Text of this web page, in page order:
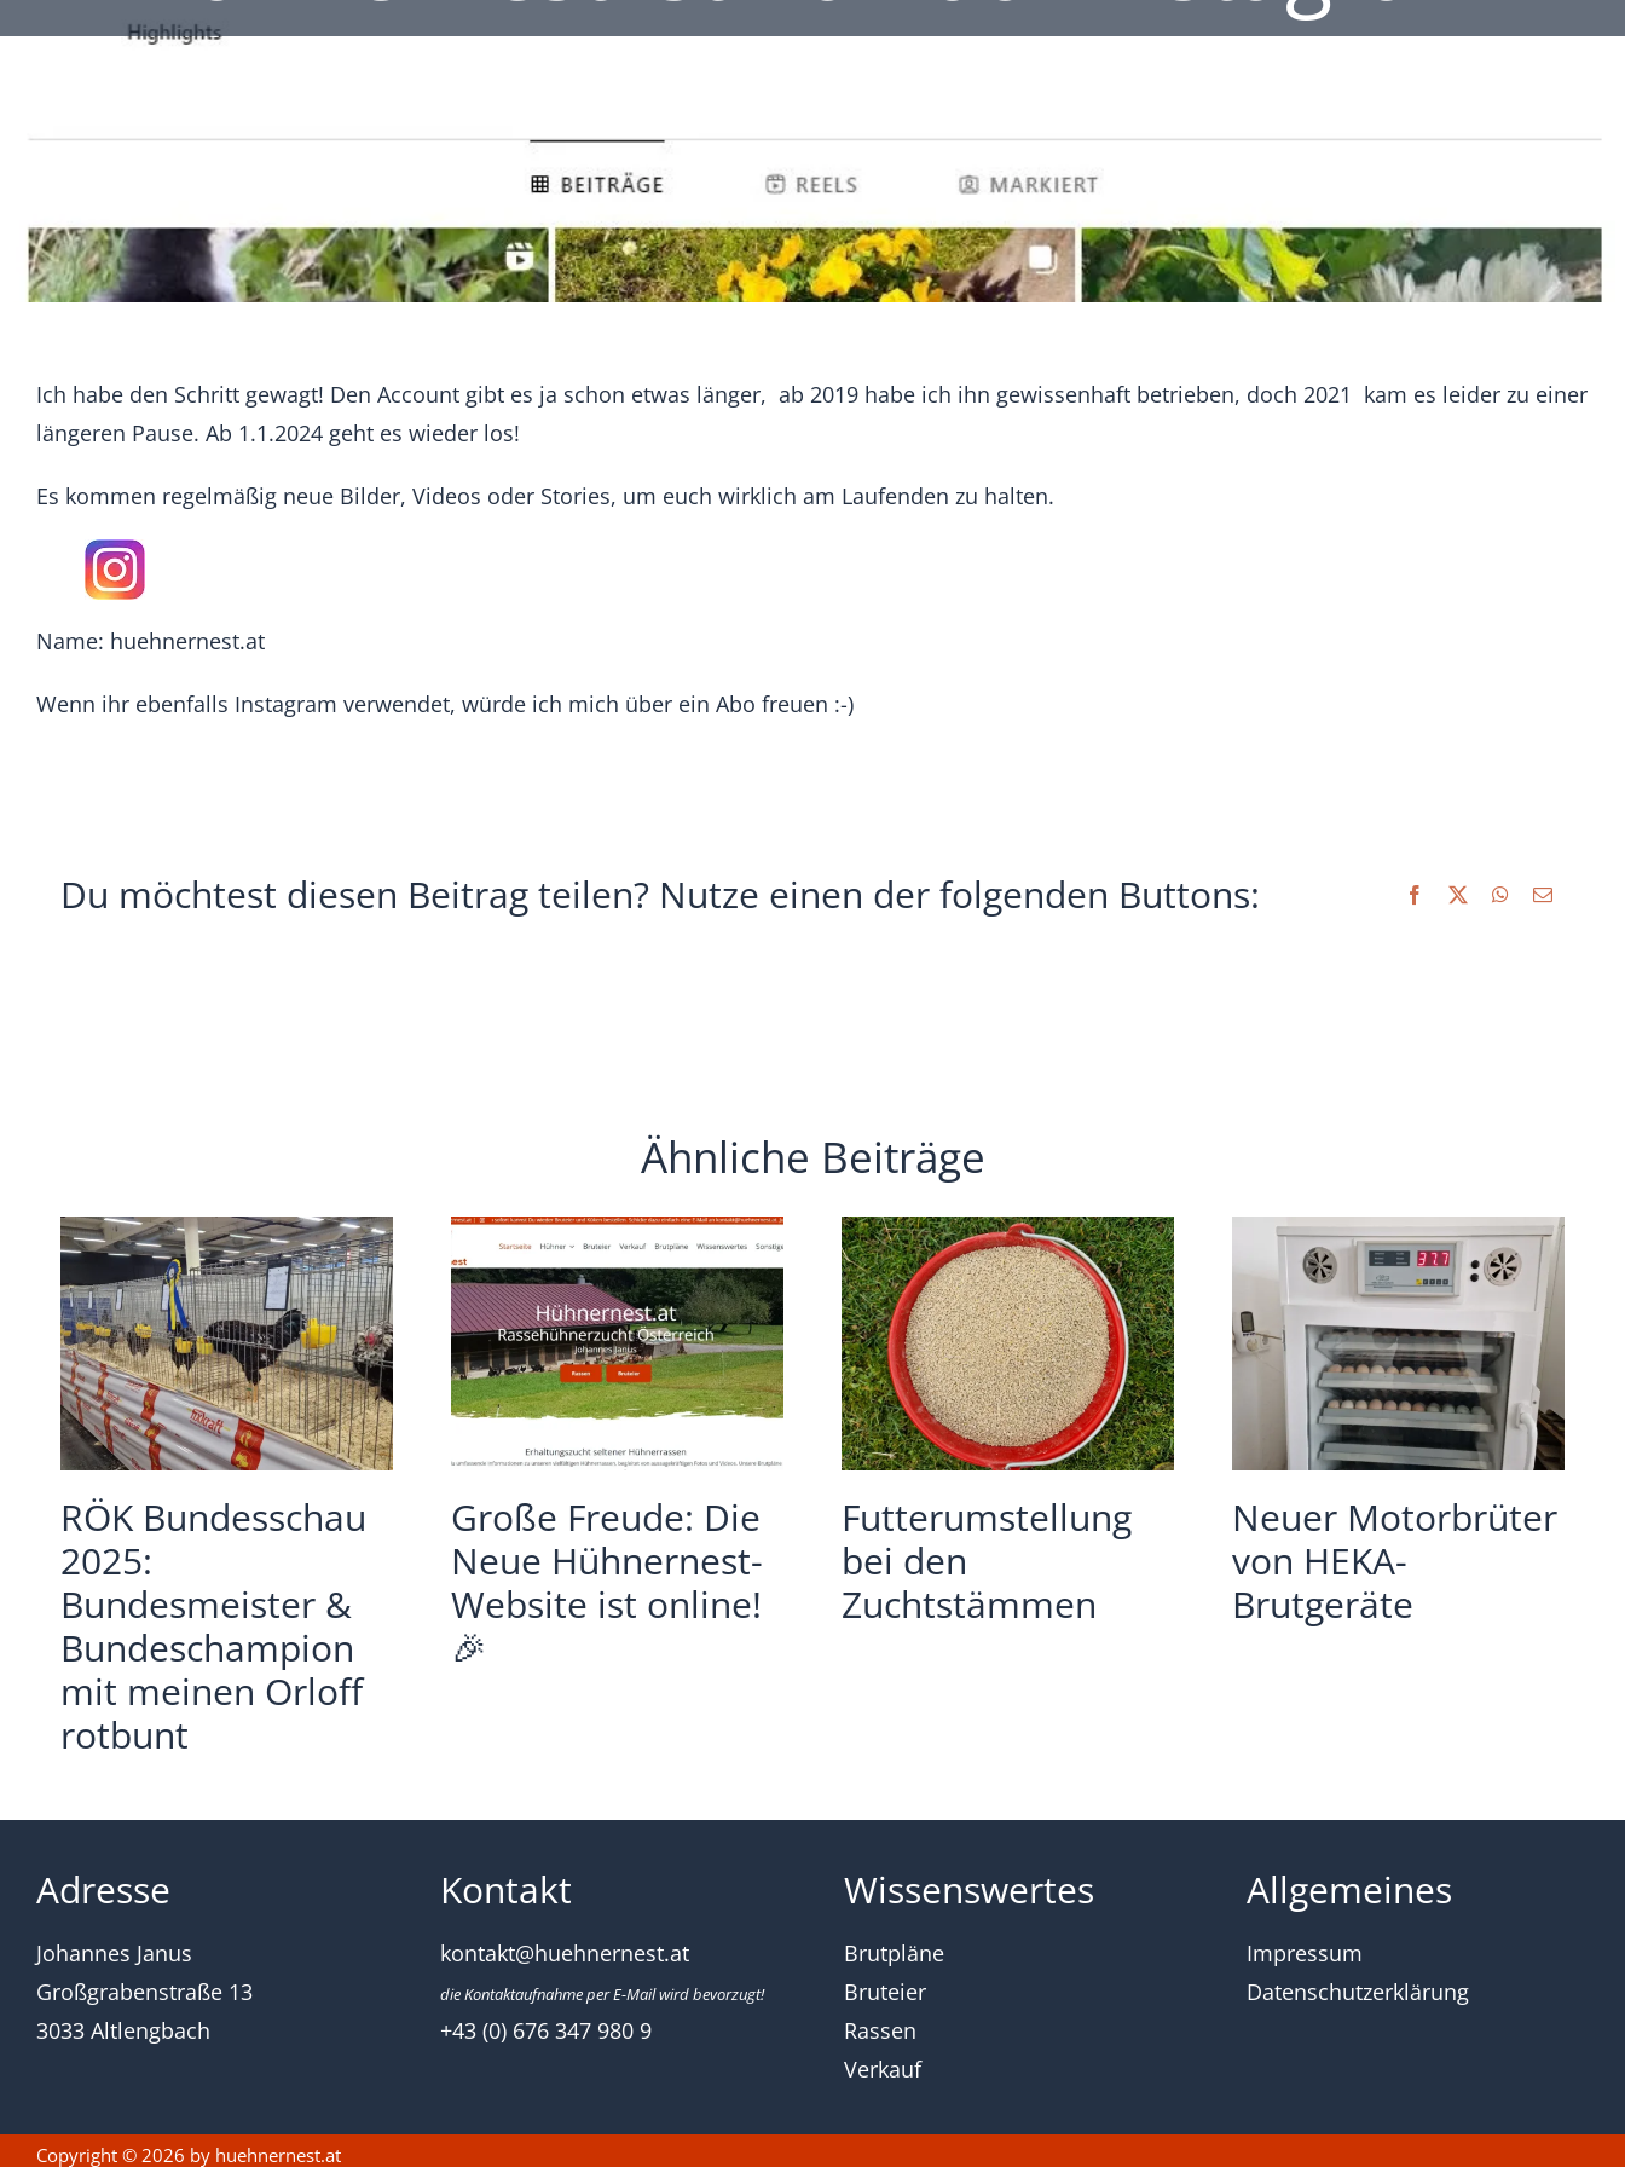
Ich habe den Schritt gewagt! Den Account gibt es ja schon etwas länger, ab 2019 habe ich ihn gewissenhaft betrieben, doch 2021 kam es leider zu einer
längeren Pause. Ab 1.1.2024 geht es wieder los!
Es kommen regelmäßig neue Bilder, Videos oder Stories, um euch wirklich am Laufenden zu halten.
Name: huehnernest.at
Wenn ihr ebenfalls Instagram verwendet, würde ich mich über ein Abo freuen :-)
Du möchtest diesen Beitrag teilen? Nutze einen der folgenden Buttons:
Ähnliche Beiträge
RÖK Bundesschau
2025:
Bundesmeister &
Bundeschampion
mit meinen Orloff
rotbunt
Große Freude: Die
Neue Hühnernest-
Website ist online!
🎉
Futterumstellung
bei den
Zuchtstämmen
Neuer Motorbrüter
von HEKA-
Brutgeräte
Adresse
Johannes Janus
Großgrabenstraße 13
3033 Altlengbach
Kontakt
kontakt@huehnernest.at
die Kontaktaufnahme per E-Mail wird bevorzugt!
+43 (0) 676 347 980 9
Wissenswertes
Brutpläne
Bruteier
Rassen
Verkauf
Allgemeines
Impressum
Datenschutzerklärung
Copyright © 2026 by huehnernest.at